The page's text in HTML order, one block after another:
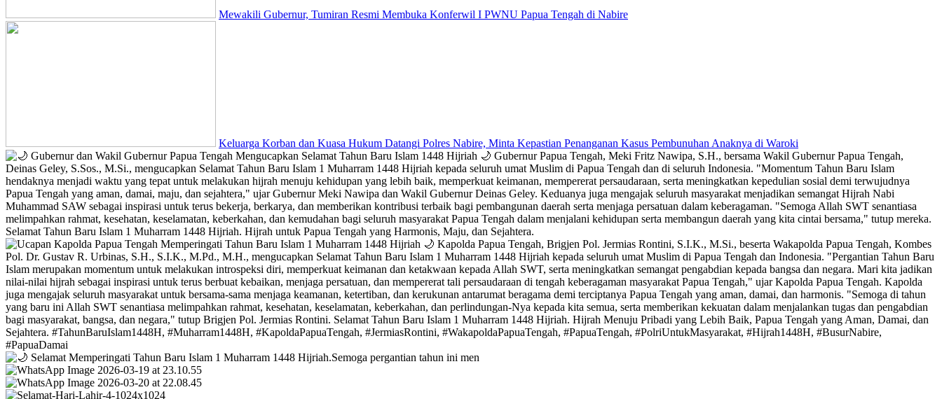
Mewakili Gubernur, Tumiran Resmi Membuka Konferwil I PWNU Papua Tengah di Nabire
Keluarga Korban dan Kuasa Hukum Datangi Polres Nabire, Minta Kepastian Penanganan Kasus Pembunuhan Anaknya di Waroki